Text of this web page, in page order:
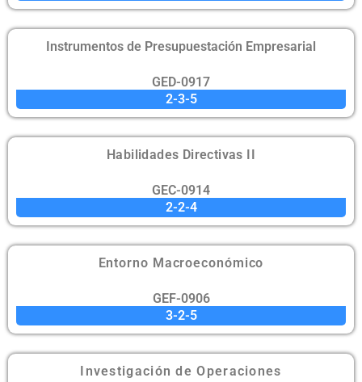
Instrumentos de Presupuestación Empresarial
GED-0917
2-3-5
Habilidades Directivas II
GEC-0914
2-2-4
Entorno Macroeconómico
GEF-0906
3-2-5
Investigación de Operaciones